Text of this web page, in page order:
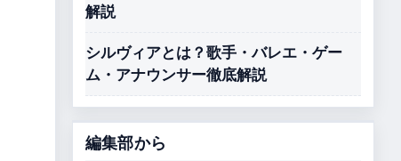
解説
シルヴィアとは？歌手・バレエ・ゲー
ム・アナウンサー徹底解説
編集部から